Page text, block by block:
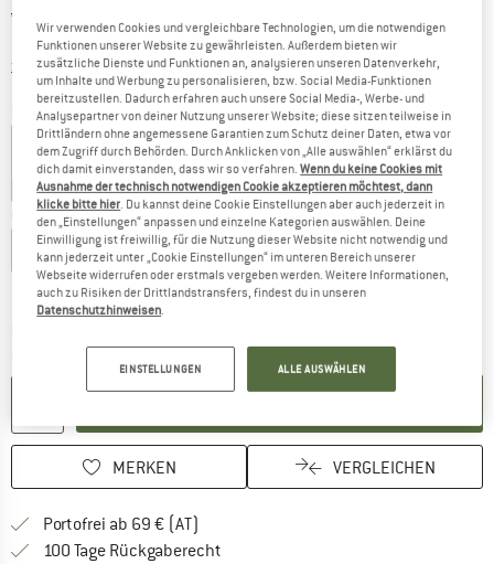
Ursprünglicher Preis :
44,95
Preis:
13,49€ inkl. MwSt.
zzgl. VersandkostenInformationen zu den Versandkosten. Öffnet sich in
Farbe:Shining Blue / Dark Blue Print
70% 70% 70% 70%
Größe wählen:
EU92 EU104 EU116 EU128 EU140 EU152
Größentabelle
MERKEN VERGLEICHEN
Portofrei ab 69 € (AT)
100 Tage Rückgaberecht
Wir verwenden Cookies und vergleichbare Technologien, um die notwendigen
Funktionen unserer Website zu gewährleisten. Außerdem bieten wir
zusätzliche Dienste und Funktionen an, analysieren unseren Datenverkehr,
um Inhalte und Werbung zu personalisieren, bzw. Social Media-Funktionen
bereitzustellen. Dadurch erfahren auch unsere Social Media-, Werbe- und
Analysepartner von deiner Nutzung unserer Website; diese sitzen teilweise in
Drittländern ohne angemessene Garantien zum Schutz deiner Daten, etwa vor
dem Zugriff durch Behörden. Durch Anklicken von „Alle auswählen“ erklärst du
dich damit einverstanden, dass wir so verfahren.Wenn du keine Cookies mit
Ausnahme der technisch notwendigen Cookie akzeptieren möchtest, dann
klicke bitte hier . Du kannst deine Cookie Einstellungen aber auch jederzeit in
den „Einstellungen“ anpassen und einzelne Kategorien auswählen. Deine
Einwilligung ist freiwillig, für die Nutzung dieser Website nicht notwendig und
kann jederzeit unter „Cookie Einstellungen“ im unteren Bereich unserer
Webseite widerrufen oder erstmals vergeben werden. Weitere Informationen,
auch zu Risiken der Drittlandstransfers, findest du in unseren
Datenschutzhinweisen
EINSTELLUNGEN ALLE AUSWÄHLEN